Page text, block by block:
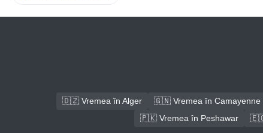
🇩🇿 Vremea în Alger 🇬🇳 Vremea în Camayenne
🇵🇰 Vremea în Peshawar
🇪🇬